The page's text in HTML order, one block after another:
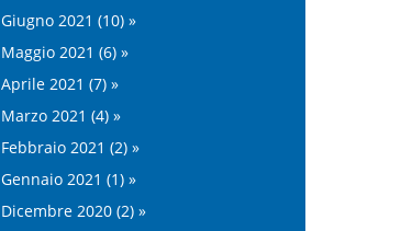
Giugno 2021 (10) »
Maggio 2021 (6) »
Aprile 2021 (7) »
Marzo 2021 (4) »
Febbraio 2021 (2) »
Gennaio 2021 (1) »
Dicembre 2020 (2) »